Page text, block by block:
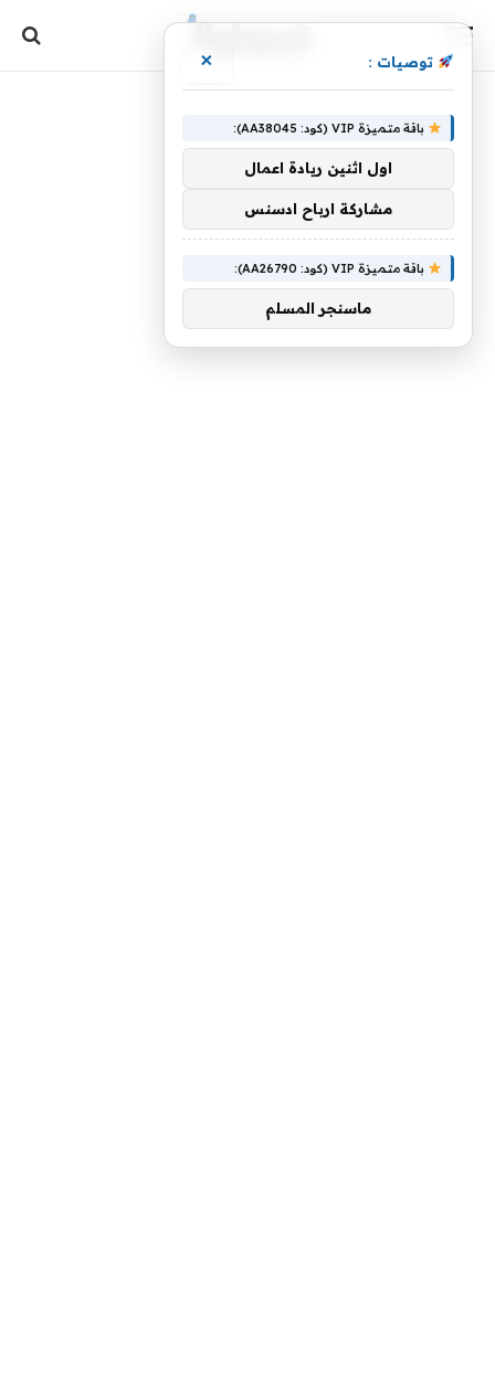
توصيات : ×
باقة متميزة VIP (كود: AA38045):
اول اثنين ريادة اعمال
مشاركة ارباح ادسنس
باقة متميزة VIP (كود: AA26790):
ماسنجر المسلم